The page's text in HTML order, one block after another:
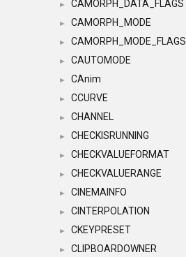
► CAMORPH_DATA_FLAGS
► CAMORPH_MODE
► CAMORPH_MODE_FLAGS
► CAUTOMODE
► CAnim
► CCURVE
► CHANNEL
► CHECKISRUNNING
► CHECKVALUEFORMAT
► CHECKVALUERANGE
► CINEMAINFO
► CINTERPOLATION
► CKEYPRESET
► CLIPBOARDOWNER